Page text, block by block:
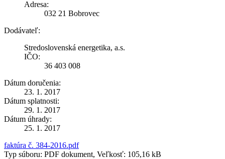
Adresa:
032 21 Bobrovec
Dodávateľ:
Stredoslovenská energetika, a.s.
IČO:
36 403 008
Dátum doručenia:
23. 1. 2017
Dátum splatnosti:
29. 1. 2017
Dátum úhrady:
25. 1. 2017
faktúra č. 384-2016.pdf
Typ súboru: PDF dokument, Veľkosť: 105,16 kB